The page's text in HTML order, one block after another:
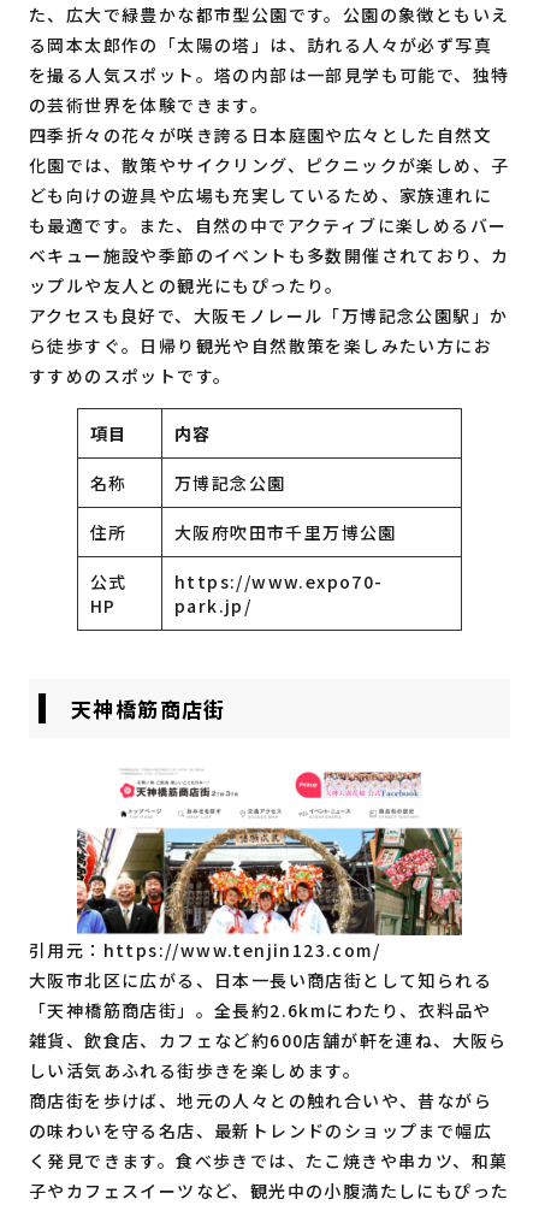
た、広大で緑豊かな都市型公園です。公園の象徴ともいえ
る岡本太郎作の「太陽の塔」は、訪れる人々が必ず写真
を撮る人気スポット。塔の内部は一部見学も可能で、独特
の芸術世界を体験できます。
四季折々の花々が咲き誇る日本庭園や広々とした自然文
化園では、散策やサイクリング、ピクニックが楽しめ、子
ども向けの遊具や広場も充実しているため、家族連れに
も最適です。また、自然の中でアクティブに楽しめるバー
ベキュー施設や季節のイベントも多数開催されており、カ
ップルや友人との観光にもぴったり。
アクセスも良好で、大阪モノレール「万博記念公園駅」か
ら徒歩すぐ。日帰り観光や自然散策を楽しみたい方にお
すすめのスポットです。
項目 内容
名称 万博記念公園
住所 大阪府吹田市千里万博公園
公式
HP
https://www.expo70-
park.jp/
天神橋筋商店街
引用元： https://www.tenjin123.com/
大阪市北区に広がる、日本一長い商店街として知られる
「天神橋筋商店街」。全長約2.6kmにわたり、衣料品や
雑貨、飲食店、カフェなど約600店舗が軒を連ね、大阪ら
しい活気あふれる街歩きを楽しめます。
商店街を歩けば、地元の人々との触れ合いや、昔ながら
の味わいを守る名店、最新トレンドのショップまで幅広
く発見できます。食べ歩きでは、たこ焼きや串カツ、和菓
子やカフェスイーツなど、観光中の小腹満たしにもぴった